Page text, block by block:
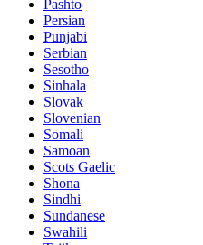
Pashto
Persian
Punjabi
Serbian
Sesotho
Sinhala
Slovak
Slovenian
Somali
Samoan
Scots Gaelic
Shona
Sindhi
Sundanese
Swahili